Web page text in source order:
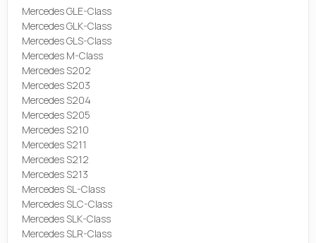
Mercedes GLE-Class
Mercedes GLK-Class
Mercedes GLS-Class
Mercedes M-Class
Mercedes S202
Mercedes S203
Mercedes S204
Mercedes S205
Mercedes S210
Mercedes S211
Mercedes S212
Mercedes S213
Mercedes SL-Class
Mercedes SLC-Class
Mercedes SLK-Class
Mercedes SLR-Class